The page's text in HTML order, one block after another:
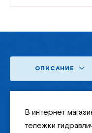
ОПИСАНИЕ
В интернет
тележки